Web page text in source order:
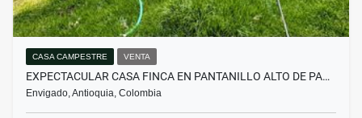
CASA CAMPESTRE VENTA
EXPECTACULAR CASA FINCA EN PANTANILLO ALTO DE PA…
Envigado, Antioquia, Colombia